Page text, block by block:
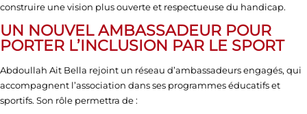
construire une vision plus ouverte et respectueuse du handicap.
UN NOUVEL AMBASSADEUR POUR
PORTER L’INCLUSION PAR LE SPORT
Abdoullah Ait Bella rejoint un réseau d’ambassadeurs engagés, qui
accompagnent l’association dans ses programmes éducatifs et
sportifs. Son rôle permettra de :